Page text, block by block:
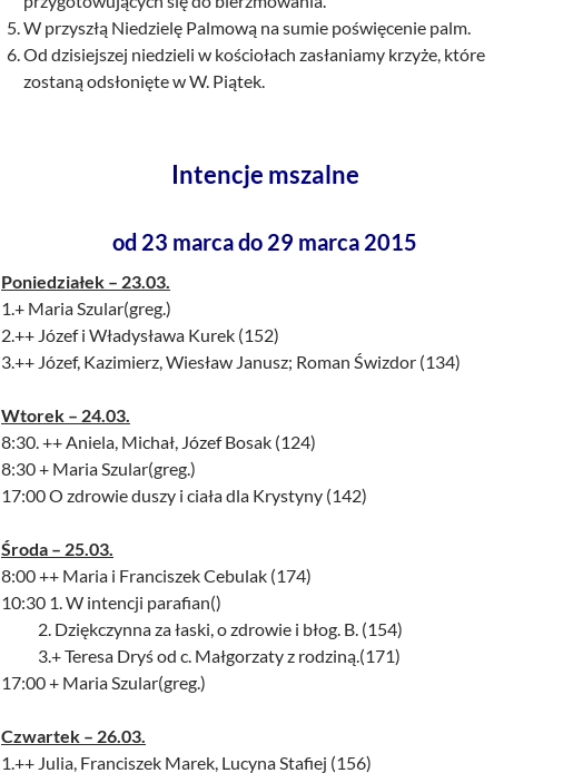
W przyszłą Niedzielę Palmową na sumie poświęcenie palm.
Od dzisiejszej niedzieli w kościołach zasłaniamy krzyże, które
zostaną odsłonięte w W. Piątek.
Intencje mszalne
od 23 marca do 29 marca 2015
Poniedziałek – 23.03.
1.+ Maria Szular(greg.)
2.++ Józef i Władysława Kurek (152)
3.++ Józef, Kazimierz, Wiesław Janusz; Roman Świzdor (134)
Wtorek – 24.03.
8:30. ++ Aniela, Michał, Józef Bosak (124)
8:30 + Maria Szular(greg.)
17:00 O zdrowie duszy i ciała dla Krystyny (142)
Środa – 25.03.
8:00 ++ Maria i Franciszek Cebulak (174)
10:30 1. W intencji parafian()
2. Dziękczynna za łaski, o zdrowie i błog. B. (154)
3.+ Teresa Dryś od c. Małgorzaty z rodziną.(171)
17:00 + Maria Szular(greg.)
Czwartek – 26.03.
1.++ Julia, Franciszek Marek, Lucyna Stafiej (156)